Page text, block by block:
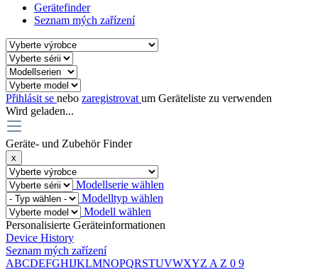
Gerätefinder
Seznam mých zařízení
Přihlásit se nebo zaregistrovat um Geräteliste zu verwenden
Wird geladen...
Geräte- und Zubehör Finder
x
Modellserie wählen
Modelltyp wählen
Modell wählen
Personalisierte Geräteinformationen
Device History
Seznam mých zařízení
ABCDEFGHIJKLMNOPQRSTUVWXYZ A Z 0 9